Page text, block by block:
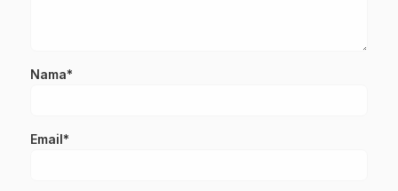
Nama*
Email*